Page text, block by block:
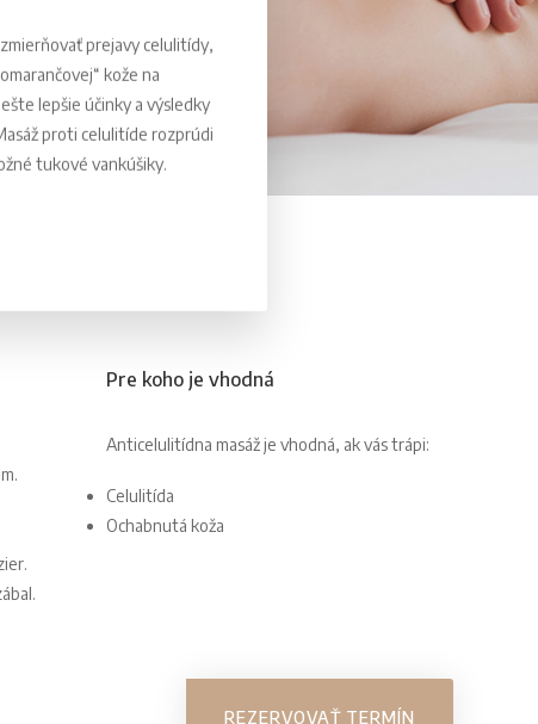
prejavy celulitídy,
kože na
lepšie účinky a výsledky
proti celulitíde rozprúdi
tukové vankúšiky.
Pre koho je vhodná
Anticelulitídna masáž je vhodná, ak vás trápi:
Celulitída
Ochabnutá koža
REZERVOVAŤ TERMÍN